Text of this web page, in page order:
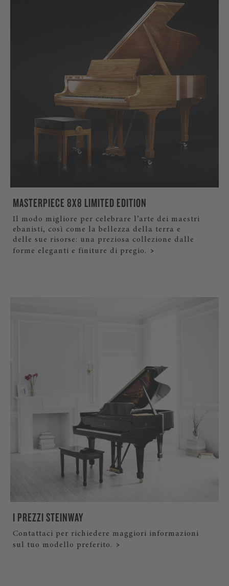
MASTERPIECE 8X8 LIMITED EDITION
Il modo migliore per celebrare l’arte dei maestri
ebanisti, così come la bellezza della terra e
delle sue risorse: una preziosa collezione dalle
forme eleganti e finiture di pregio.
I PREZZI STEINWAY
Contattaci per richiedere maggiori informazioni
sul tuo modello preferito.